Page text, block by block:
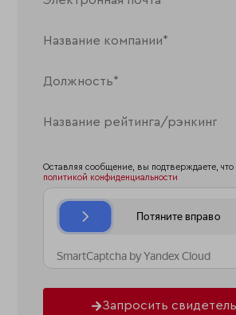
Оставляя сообщение, вы подтверждаете,
политикой конфиденциальности
Запросить